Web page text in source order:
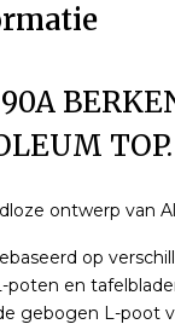
TOP.
ontwerp van
op
en
gebogen L-poot